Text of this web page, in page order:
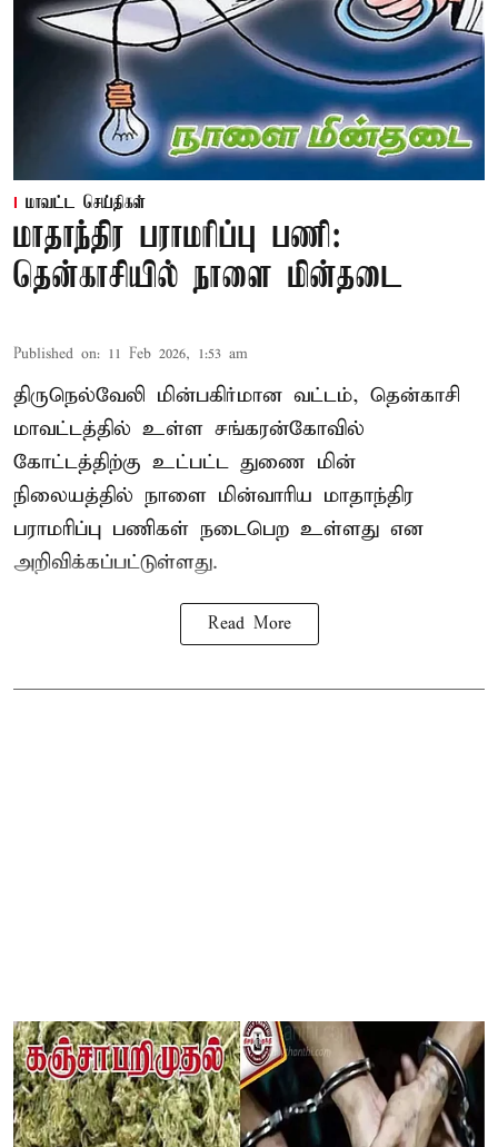
மாவட்ட செய்திகள்
மாதாந்திர பராமரிப்பு பணி:
தென்காசியில் நாளை மின்தடை
Published on: 11 Feb 2026, 1:53 am
திருநெல்வேலி மின்பகிர்மான வட்டம், தென்காசி
மாவட்டத்தில் உள்ள சங்கரன்கோவில்
கோட்டத்திற்கு உட்பட்ட துணை மின்
நிலையத்தில் நாளை மின்வாரிய மாதாந்திர
பராமரிப்பு பணிகள் நடைபெற உள்ளது என
அறிவிக்கப்பட்டுள்ளது.
Read More